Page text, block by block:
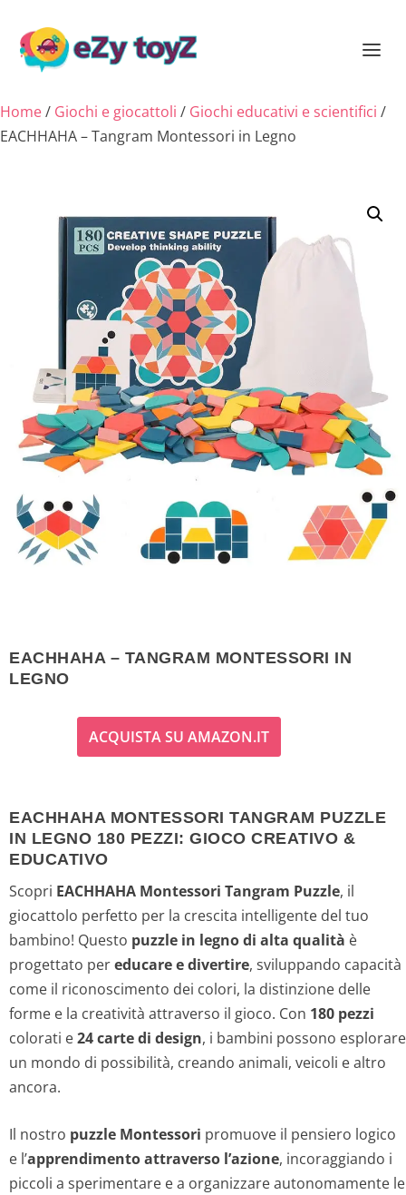
Home/ Giochi e giocattoli / Giochi educativi e scientifici /
EACHHAHA – Tangram Montessori in Legno
EACHHAHA – TANGRAM MONTESSORI IN
LEGNO
ACQUISTA SU AMAZON.IT
EACHHAHA MONTESSORI TANGRAM PUZZLE
IN LEGNO 180 PEZZI: GIOCO CREATIVO &
EDUCATIVO
Scopri EACHHAHA Montessori Tangram Puzzle, il
giocattolo perfetto per la crescita intelligente del tuo
bambino! Questo puzzle in legno di alta qualità è
progettato pereducare e divertire, sviluppando capacità
come il riconoscimento dei colori, la distinzione delle
forme e la creatività attraverso il gioco. Con 180 pezzi
colorati e24 carte di design, i bambini possono esplorare
un mondo di possibilità, creando animali, veicoli e altro
ancora.
Il nostro puzzle Montessori promuove il pensiero logico
e l’apprendimento attraverso l’azione, incoraggiando i
piccoli a sperimentare e a organizzare autonomamente le